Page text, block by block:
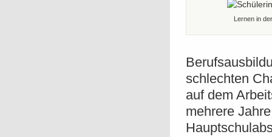
Lernen in
schlechten
auf dem
mehrere